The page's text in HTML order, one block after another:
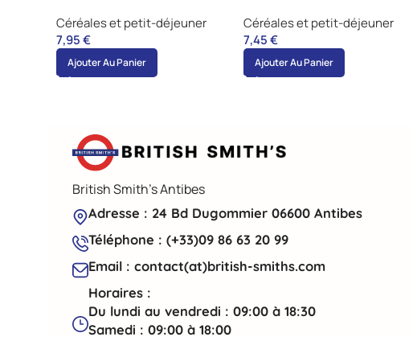
Céréales et petit-déjeuner
7,95€
Ajouter Au Panier
Céréales et petit-déjeuner
7,45€
Ajouter Au Panier
British Smith's Antibes
Adresse : 24 Bd Dugommier 06600 Antibes
Téléphone : (+33)09 86 63 20 99
Email : contact(at)british-smiths.com
Horaires :
Du lundi au vendredi : 09:00 à 18:30
Samedi : 09:00 à 18:00